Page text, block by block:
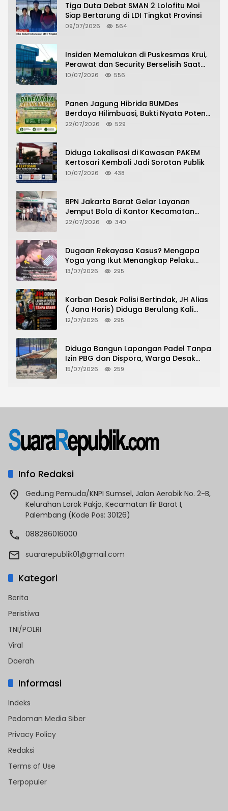
Tiga Duta Debat SMAN 2 Lolofitu Moi
Siap Bertarung di LDI Tingkat Provinsi
09/07/2026 564
Insiden Memalukan di Puskesmas Krui,
Perawat dan Security Berselisih Saat
Pelayanan Pasien Berlangsung
10/07/2026 556
Panen Jagung Hibrida BUMDes
Berdaya Hilimbuasi, Bukti Nyata Potensi
Pertanian Desa
22/07/2026 529
Diduga Lokalisasi di Kawasan PAKEM
Kertosari Kembali Jadi Sorotan Publik
10/07/2026 438
BPN Jakarta Barat Gelar Layanan
Jemput Bola di Kantor Kecamatan
Grogol Petamburan, Warga Antusias
22/07/2026 340
Dugaan Rekayasa Kasus? Mengapa
Yoga yang Ikut Menangkap Pelaku
Pencurian Toko Ponsel di Pancur Batu
13/07/2026 295
Korban Desak Polisi Bertindak, JH Alias
( Jana Haris) Diduga Berulang Kali
Lakukan Modus Sewa Motor Tanpa
12/07/2026 295
Diduga Bangun Lapangan Padel Tanpa
Izin PBG dan Dispora, Warga Desak
CKTRP dan Dispora Jakarta Barat
15/07/2026 259
Info Redaksi
Gedung Pemuda/KNPI Sumsel, Jalan Aerobik No. 2-B,
Kelurahan Lorok Pakjo, Kecamatan Ilir Barat I,
Palembang (Kode Pos: 30126)
088286016000
suararepublik01@gmail.com
Kategori
Berita
Peristiwa
TNI/POLRI
Viral
Daerah
Informasi
Indeks
Pedoman Media Siber
Privacy Policy
Redaksi
Terms of Use
Terpopuler